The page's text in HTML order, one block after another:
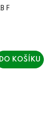
F
DO KOŠÍKU